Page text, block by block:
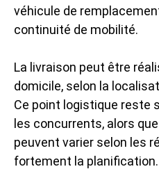
véhicule de
continuité de mobilité.
La livraison peut être
domicile, selon la
Ce point logistique reste
les concurrents, alors
peuvent varier selon les
fortement la planification.